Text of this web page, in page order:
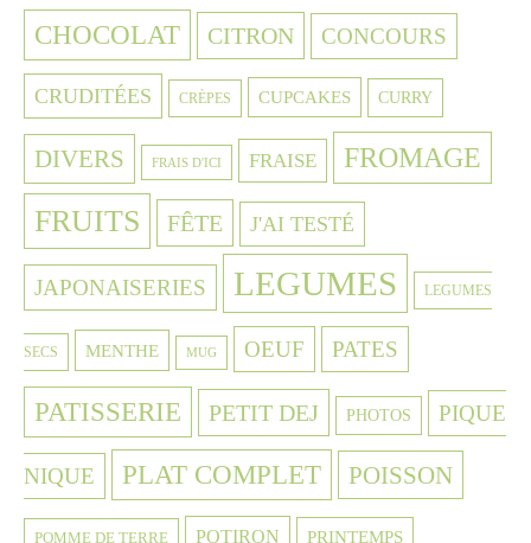
CHOCOLAT CITRON CONCOURS
CRUDITÉES CRÈPES CUPCAKES CURRY
DIVERS FRAIS D'ICI FRAISE FROMAGE
FRUITS FÊTE J'AI TESTÉ
JAPONAISERIES LEGUMES LEGUMES
SECS MENTHE MUG OEUF PATES
PATISSERIE PETIT DEJ PHOTOS PIQUE
NIQUE PLAT COMPLET POISSON
POMME DE TERRE POTIRON PRINTEMPS